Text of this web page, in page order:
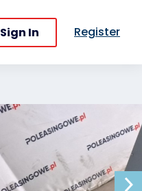
Sign In Register